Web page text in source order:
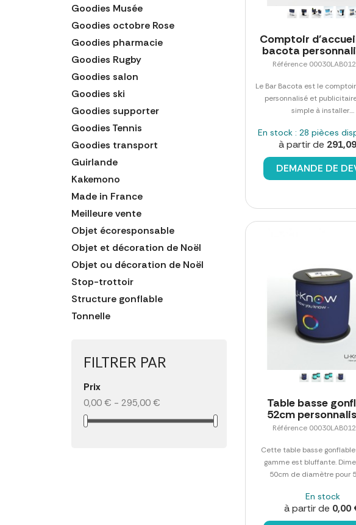
Goodies Musée
Goodies octobre Rose
Goodies pharmacie
Goodies Rugby
Goodies salon
Goodies ski
Goodies supporter
Goodies Tennis
Goodies transport
Guirlande
Kakemono
Made in France
Meilleure vente
Objet écoresponsable
Objet et décoration de Noël
Objet ou décoration de Noël
Stop-trottoir
Structure gonflable
Tonnelle
FILTRER PAR
Prix
0,00 € - 295,00 €
Comptoir
bacota
Référence
Le Bar Bacota est le
personnalisé et
simple à installer....
En stock : 28 pièces
à partir de
DEMANDE DE
Table basse
52cm
Référence
Cette table basse
gamme est bluffante.
50cm de diamètre pour
En stock
à partir de 0,00